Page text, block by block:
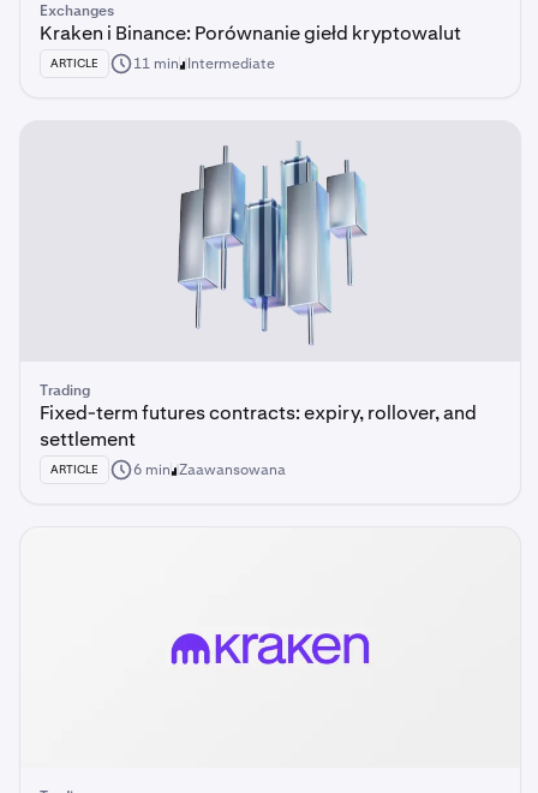
Exchanges
Kraken i Binance: Porównanie giełd kryptowalut
ARTICLE 11 min Intermediate
Trading
Fixed-term futures contracts: expiry, rollover, and
settlement
ARTICLE 6 min Zaawansowana